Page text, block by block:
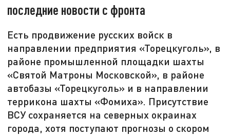
последние новости с фронта
Есть продвижение русских войск в
направлении предприятия «Торецкуголь», в
районе промышленной площадки шахты
«Святой Матроны Московской», в районе
автобазы «Торецкуголь» и в направлении
террикона шахты «Фомиха». Присутствие
ВСУ сохраняется на северных окраинах
города, хотя поступают прогнозы о скором